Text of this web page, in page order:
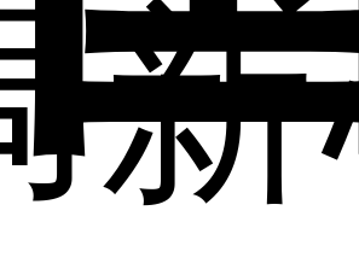
新